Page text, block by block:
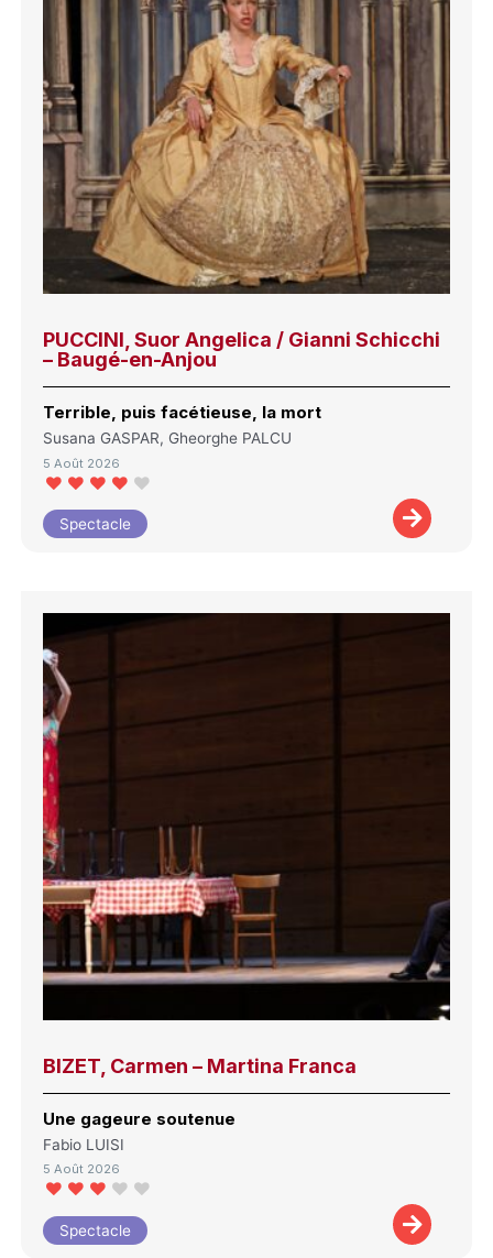
PUCCINI, Suor Angelica / Gianni Schicchi
– Baugé-en-Anjou
Terrible, puis facétieuse, la mort
Susana GASPAR, Gheorghe PALCU
5 Août 2026
Spectacle
BIZET, Carmen – Martina Franca
Une gageure soutenue
Fabio LUISI
5 Août 2026
Spectacle